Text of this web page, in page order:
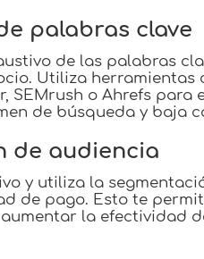
palabras clave
de las palabras
Utiliza herramientas
SEMrush o Ahrefs para
de búsqueda y baja
de audiencia
y utiliza la
de pago. Esto te
la efectividad